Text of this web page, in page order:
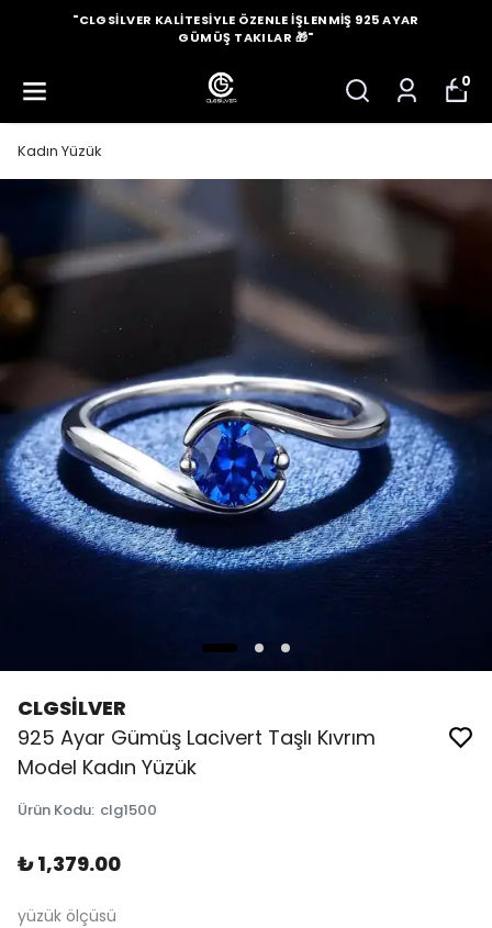
"CLGSILVER KALITESIYLE ÖZENLE İŞLENMIŞ 925 AYAR
GÜMÜŞ TAKILAR 🎁"
0
Kadın Yüzük
CLGSİLVER
925 Ayar Gümüş Lacivert Taşlı Kıvrım
Model Kadın Yüzük
Ürün Kodu: clg1500
₺ 1,379.00
yüzük ölçüsü